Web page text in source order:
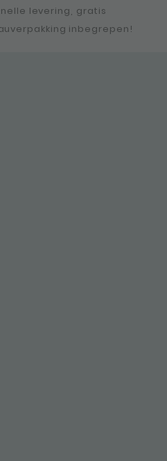
levering, gratis
inbegrepen!